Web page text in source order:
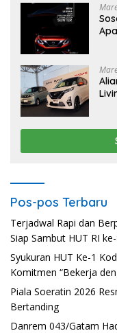
Pos-pos Terbaru
Terjadwal Rapi dan
Siap Sambut HUT RI
Syukuran HUT Ke-1
Komitmen “Bekerja
Piala Soeratin 2026
Bertanding
Danrem 043/Gatam